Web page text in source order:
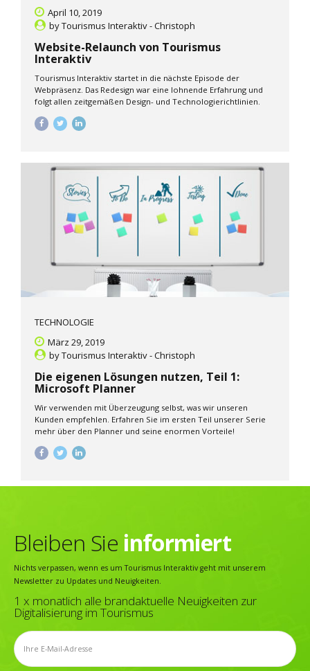
April 10, 2019
byTourismus Interaktiv - Christoph
Website-Relaunch von Tourismus
Interaktiv
Tourismus Interaktiv startet in die nächste Episode der
Webpräsenz. Das Redesign war eine lohnende Erfahrung und
folgt allen zeitgemäßen Design- und Technologierichtlinien.
TECHNOLOGIE
März 29, 2019
byTourismus Interaktiv - Christoph
Die eigenen Lösungen nutzen, Teil 1:
Microsoft Planner
Wir verwenden mit Überzeugung selbst, was wir unseren
Kunden empfehlen. Erfahren Sie im ersten Teil unserer Serie
mehr über den Planner und seine enormen Vorteile!
Bleiben Sie informiert
Nichts verpassen, wenn es um Tourismus Interaktiv geht mit unserem
Newsletter zu Updates und Neuigkeiten.
1 x monatlich alle brandaktuelle Neuigkeiten zur
Digitalisierung im Tourismus